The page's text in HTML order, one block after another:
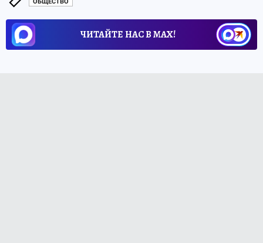
ОБЩЕСТВО
ЧИТАЙТЕ НАС В МАХ!